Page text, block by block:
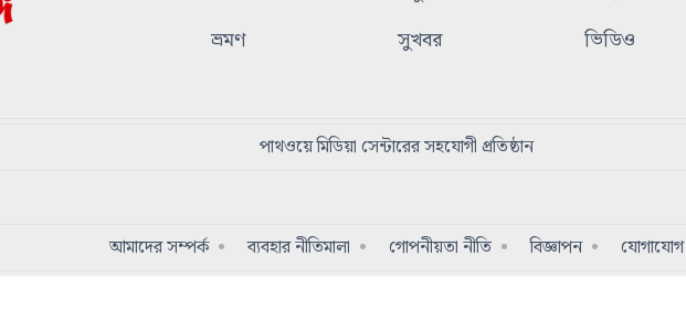
ভ্রমণ
সুখবর ভিডিও
পাথওয়ে মিডিয়া সেন্টারের সহযোগী প্রতিষ্ঠান
আমাদের সম্পর্ক
ব্যবহার নীতিমালা গোপনীয়তা নীতি বিজ্ঞাপন যোগাযোগ